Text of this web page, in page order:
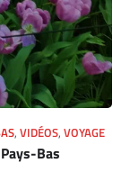
, VIDÉOS, VOYAGE
Bas